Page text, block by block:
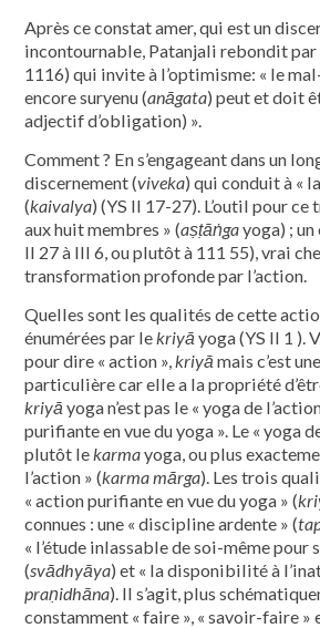
Après ce constat amer, qui est un
incontournable, Patanjali rebondit par
1116) qui invite à l’optimisme: « le
encore suryenu (anāgata) peut et doit
adjectif d’obligation) ».
Comment ? En s’engageant dans un
discernement (viveka) qui conduit à «
(kaivalya) (YS Il 17-27). L’outil pour ce
aux huit membres » (aṣṭāṅgayoga) ;
Il 27 à Ill 6, ou plutôt à 111 55), vrai
transformation profonde par l’action.
Quelles sont les qualités de cette
énumérées par le kriyā yoga (YS Il 1 ).
pour dire « action », kriyā mais c’est
particulière car elle a la propriété
kriyā yoga n’est pas le « yoga de
purifiante en vue du yoga ». Le « yoga
plutôt le karmayoga, ou plus
l’action » (karma mārga). Les trois
« action purifiante en vue du yoga » (
connues : une « discipline ar­dente » (
« l’étude inlassable de soi-même pour
(svādhyāya) et « la disponibilité à
praṇidhāna). Il s’agit, plus
constamment « faire », « savoir-faire »